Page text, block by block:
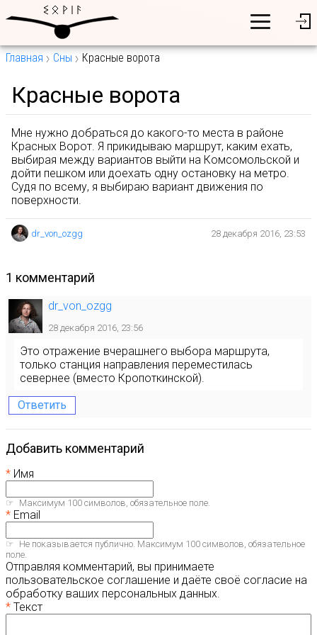
Главная Сны Красные ворота
Красные ворота
Мне нужно добраться до какого-то места в районе
Красных Ворот. Я прикидываю маршрут, каким ехать,
выбирая между вариантов выйти на Комсомольской и
дойти пешком или доехать одну остановку на метро.
Судя по всему, я выбираю вариант движения по
поверхности.
dr_von_ozgg 28 декабря 2016, 23:53
1 комментарий
dr_von_ozgg
28 декабря 2016, 23:56
Это отражение вчерашнего выбора маршрута,
только станция направления переместилась
севернее (вместо Кропоткинской).
Ответить
Добавить комментарий
Имя
Максимум 100 символов, обязательное поле.
Email
Не показывается публично. Максимум 100 символов, обязательное
поле.
Отправляя комментарий, вы принимаете
пользовательское соглашение и даёте своё согласие на
обработку ваших персональных данных.
Текст